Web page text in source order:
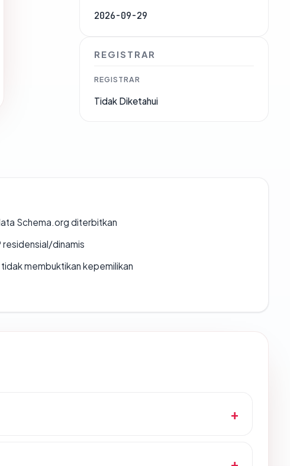
2026-09-29
REGISTRAR
REGISTRAR
Tidak Diketahui
Schema.org diterbitkan
residensial/dinamis
membuktikan kepemilikan